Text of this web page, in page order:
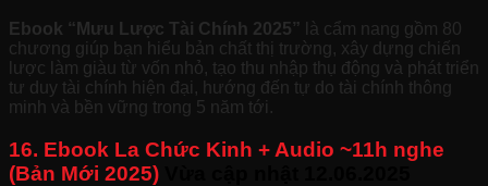
Ebook “Mưu Lược Tài Chính 2025”
là cẩm nang gồm 80
chương giúp bạn hiểu bản chất thị trường, xây dựng chiến
lược làm giàu từ vốn nhỏ, tạo thu nhập thụ động và phát triển
tư duy tài chính hiện đại, hướng đến tự do tài chính thông
minh và bền vững trong 5 năm tới.
16. Ebook La Chức Kinh + Audio ~11h nghe
(Bản Mới 2025)